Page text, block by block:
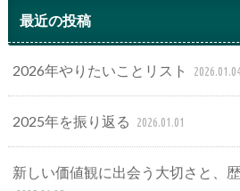
最近の投稿
2026年やりたいことリスト
2025年を振り返る 2026.01.01
新しい価値観に出会う大切さと、